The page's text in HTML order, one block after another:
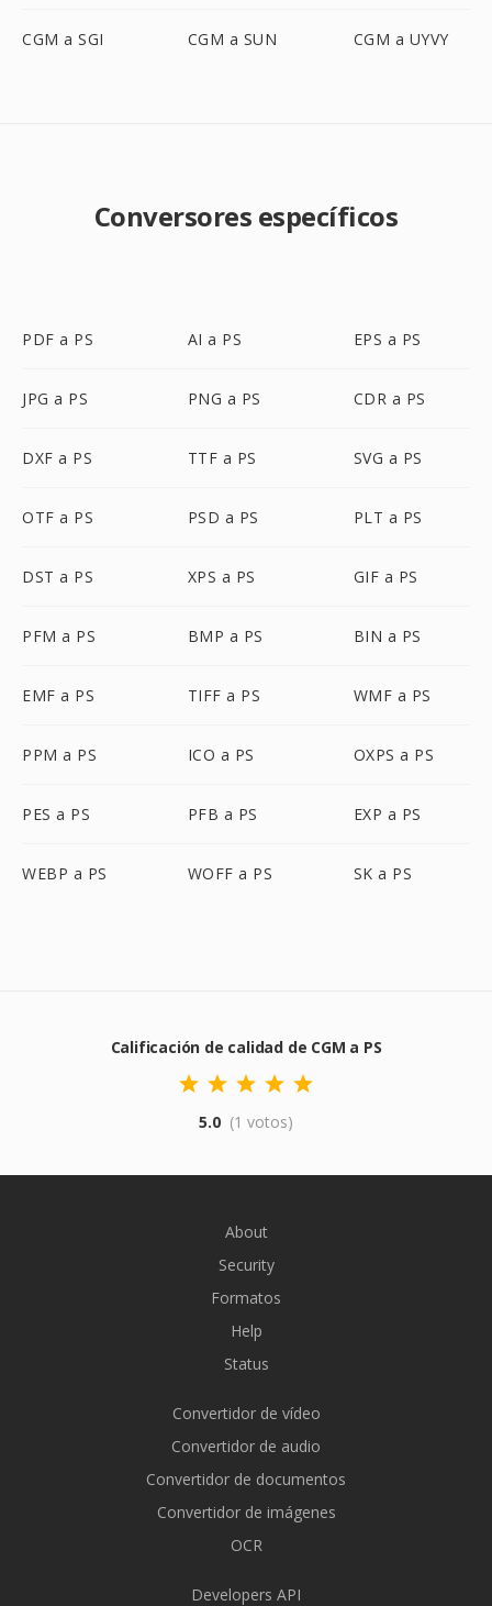
CGM a SGI CGM a SUN CGM a UYVY
Conversores específicos
PDF a PS AI a PS EPS a PS
JPG a PS PNG a PS CDR a PS
DXF a PS TTF a PS SVG a PS
OTF a PS PSD a PS PLT a PS
DST a PS XPS a PS GIF a PS
PFM a PS BMP a PS BIN a PS
EMF a PS TIFF a PS WMF a PS
PPM a PS ICO a PS OXPS a PS
PES a PS PFB a PS EXP a PS
WEBP a PS WOFF a PS SK a PS
Calificación de calidad de CGM a PS
5.0 (1 votos)
About
Security
Formatos
Help
Status
Convertidor de vídeo
Convertidor de audio
Convertidor de documentos
Convertidor de imágenes
OCR
Developers API